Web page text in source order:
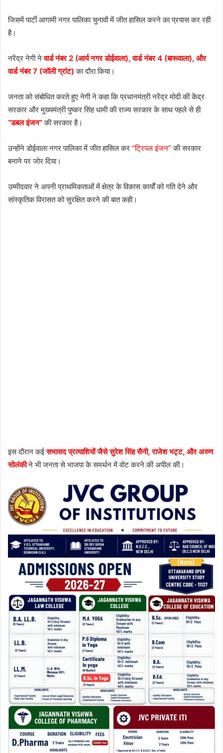
जिसमें पार्टी आगामी नगर पालिका चुनावों में जीत हासिल करने का प्रयास कर रही
है।
नरेंद्र नेगी नेवार्ड नंबर 2 (आर्य नगर डोईवाला), वार्ड नंबर 4 (बारूवाला), और
वार्ड नंबर 7 (जॉली ग्रांट) का दौरा किया।
जनता को संबोधित करते हुए नेगी ने कहा कि प्रधानमंत्री नरेंद्र मोदी की केंद्र
सरकार और मुख्यमंत्री पुष्कर सिंह धामी की राज्य सरकार के साथ पहले से ही
“डबल इंजन”की सरकार है।
उन्होंने डोईवाला नगर पालिका में जीत हासिल कर “ट्रिपल इंजन” की सरकार
बनाने पर जोर दिया।
उम्मीदवार ने अपनी प्राथमिकताओं में क्षेत्र के विकास कार्यों को गति देने और
सांस्कृतिक विरासत को सुरक्षित करने की बात कही।
इस दौरान कईसभासद प्रत्याशियों जैसे सुरेश सिंह सैनी, राजेश भट्ट, और अरुण
सोलंकीने भी जनता से भाजपा के समर्थन में वोट करने की अपील की।